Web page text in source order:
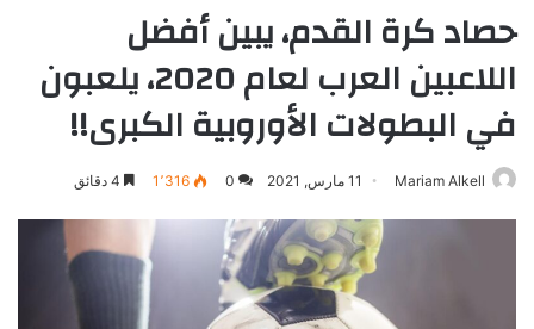
حصاد كرة القدم، يبين أفضل
اللاعبين العرب لعام 2020، يلعبون
في البطولات الأوروبية الكبرى!!
Mariam Alkell 11 مارس, 2021 0 1٬316